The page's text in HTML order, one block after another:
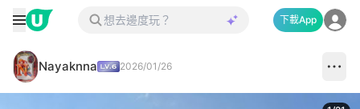
下載App
Nayaknna 2026/01/26